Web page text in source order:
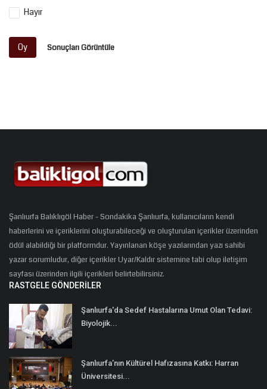
Hayır
Oy Sonuçları Görüntüle
Şanlıurfa Balıklıgöl Haber - Sondakika Şanlıurfa, kullanıcıların kendi
haberlerini ve içeriklerini oluşturabileceği ve oluşturulan içerikler üzerinden
ödül alabildiği bir platformdur. Yayınlanan köşe yazılarından yazı sahibi
yazar sorumludur, diğer içerikler Uyar/Kaldır sistemine tabi olup iletişim
sayfası üzerinden ilgili içerikleri belirtebilirsiniz.
RASTGELE GÖNDERILER
Şanlıurfa'da Sedef Hastalarına Umut Olan Tedavi:
Biyolojik...
Şanlıurfa’nın Kültürel Hafızasına Katkı: Harran
Üniversitesi...